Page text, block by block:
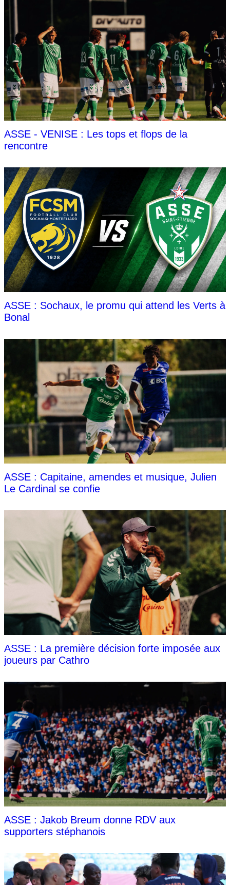
ASSE - VENISE : Les tops et flops de la
rencontre
ASSE : Sochaux, le promu qui attend les Verts à
Bonal
ASSE : Capitaine, amendes et musique, Julien
Le Cardinal se confie
ASSE : La première décision forte imposée aux
joueurs par Cathro
ASSE : Jakob Breum donne RDV aux
supporters stéphanois